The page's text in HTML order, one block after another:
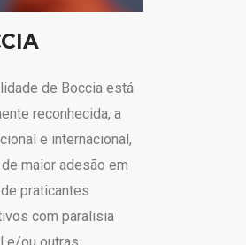
de Boccia está
reconhecida, a
e internacional,
maior adesão em
praticantes
com paralisia